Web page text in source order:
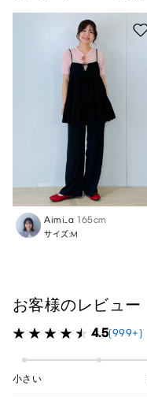
Aimi_a 165cm
サイズ:M
お客様のレビュー
4.5(999+)
小さい